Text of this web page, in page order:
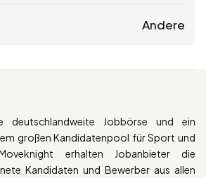
Andere
deutschlandweite Jobbörse und ein
großen Kandidatenpool für Sport und
erhalten Jobanbieter die
Kandidaten und Bewerber aus allen